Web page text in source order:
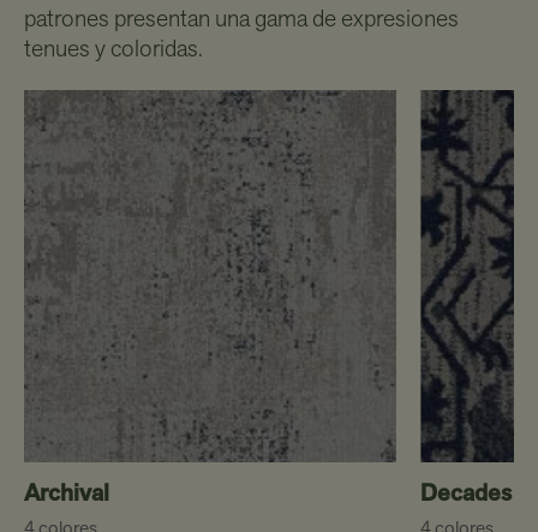
patrones presentan una gama de expresiones
tenues y coloridas.
Archival Decades